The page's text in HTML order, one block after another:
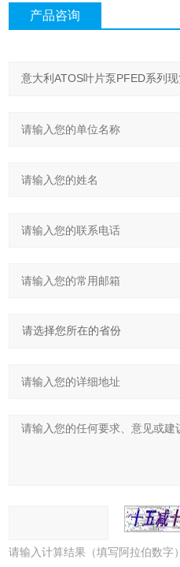
产品咨询
请输入计算结果（填写阿拉伯数字